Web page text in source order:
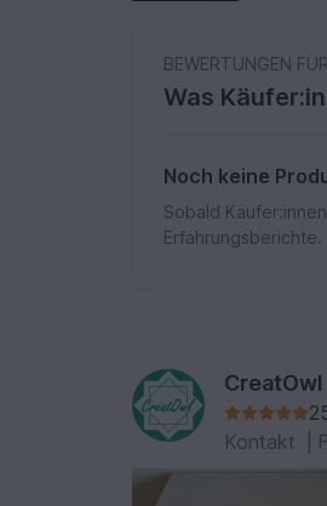
BEWERTUNGEN
Was
Noch keine
Sobald
Erfahrungsberichte.
CreatOwl
Kontakt